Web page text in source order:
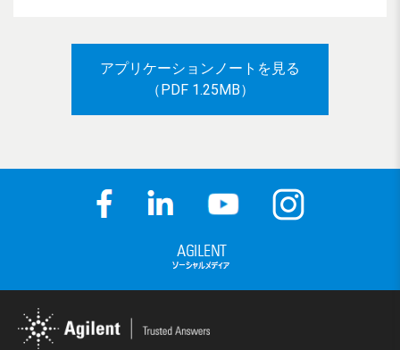
アプリケーションノートを見る
（PDF 1.25MB）